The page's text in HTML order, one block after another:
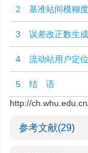
2 基准站间模糊
3 误差改正数生
4 流动站用户定
5 结 语
http://
参考文献(29)